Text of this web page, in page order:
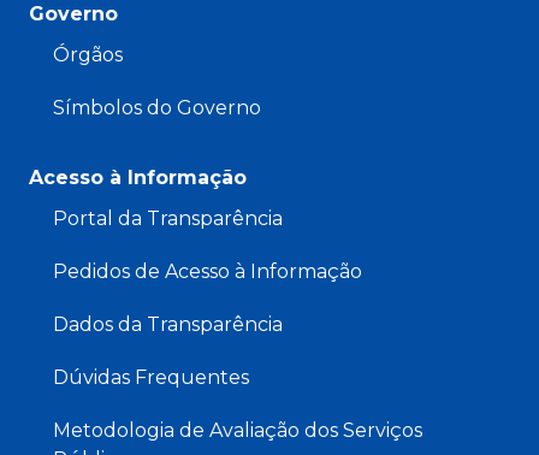
Governo
Órgãos
Símbolos do Governo
Acesso à Informação
Portal da Transparência
Pedidos de Acesso à Informação
Dados da Transparência
Dúvidas Frequentes
Metodologia de Avaliação dos Serviços